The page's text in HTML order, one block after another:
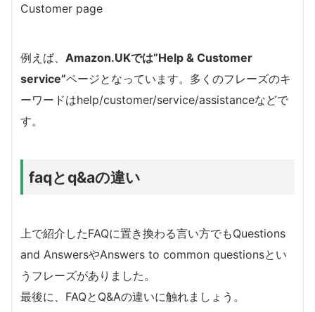
Customer page
例えば、 Amazon.UKでは”Help & Customer
service”ページとなっています。多くのフレーズのキ
ーワードはhelp/customer/service/assistanceなどで
す。
faqとq&aの違い
上で紹介したFAQに置き換わる言い方でもQuestions
and AnswersやAnswers to common questionsとい
うフレーズがありました。
最後に、FAQとQ&Aの違いに触れましょう。